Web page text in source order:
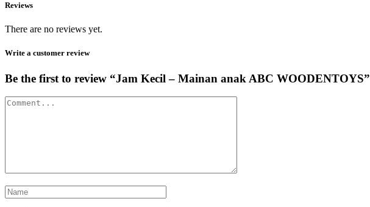
Reviews
There are no reviews yet.
Write a customer review
Be the first to review “Jam Kecil – Mainan anak ABC WOODENTOYS”